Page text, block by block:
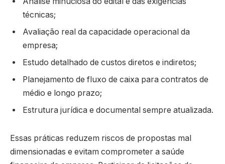
técnicas;
Avaliação real da capacidade operacional da
empresa;
Estudo detalhado de custos diretos e indiretos;
Planejamento de fluxo de caixa para contratos de
médio e longo prazo;
Estrutura jurídica e documental sempre atualizada.
Essas práticas reduzem riscos de propostas mal
dimensionadas e evitam comprometer a saúde